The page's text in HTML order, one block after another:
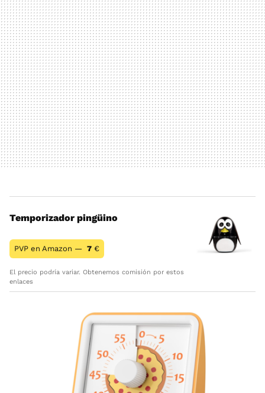
Temporizador pingüino
PVP en Amazon — 7 €
El precio podría variar. Obtenemos comisión por estos
enlaces